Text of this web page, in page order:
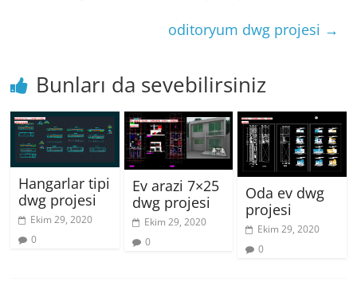
oditoryum dwg projesi →
Bunları da sevebilirsiniz
Hangarlar tipi
dwg projesi
Ekim 29, 2020
0
Ev arazi 7×25
dwg projesi
Ekim 29, 2020
0
Oda ev dwg
projesi
Ekim 29, 2020
0